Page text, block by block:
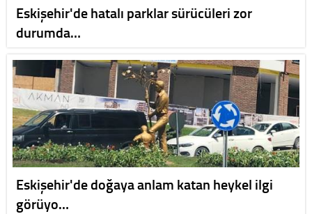
Eskişehir'de hatalı parklar sürücüleri zor
durumda…
Eskişehir'de doğaya anlam katan heykel ilgi
görüyo…